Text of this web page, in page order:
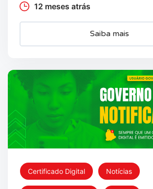
12 meses atrás
Saiba mais
Certificado Digital Notícias